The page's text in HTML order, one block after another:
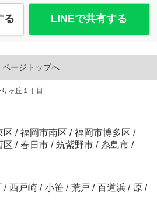
る LINEで共有する
ページトップへ
ヶ丘１丁目
区 / 福岡市南区 / 福岡市博多区 /
区 / 春日市 / 筑紫野市 / 糸島市 /
/ 西戸崎 / 小笹 / 荒戸 / 百道浜 / 原 /